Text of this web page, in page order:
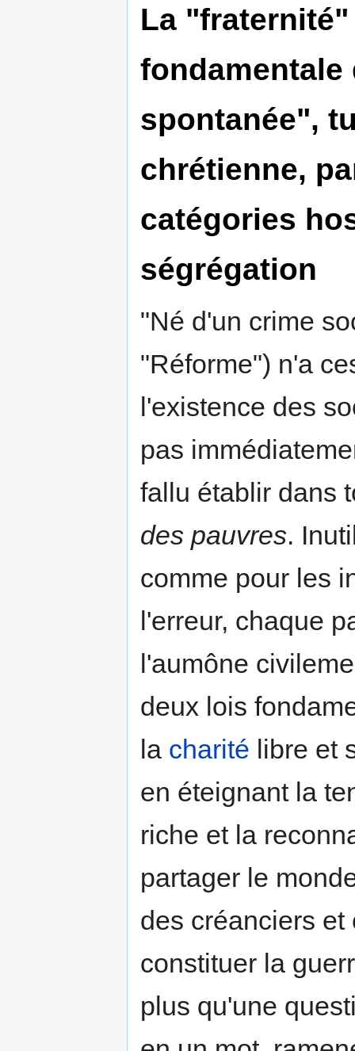
La
spontanée",
chrétienne,
catégories
ségrégation
"Né d'un crime
"Réforme") n'a
l'existence des
pas
fallu établir dans
des pauvres.
comme pour les
l'erreur, chaque
l'aumône
deux lois
la charité libre et
en éteignant la
riche et la
partager le
des créanciers
constituer la
plus qu'une